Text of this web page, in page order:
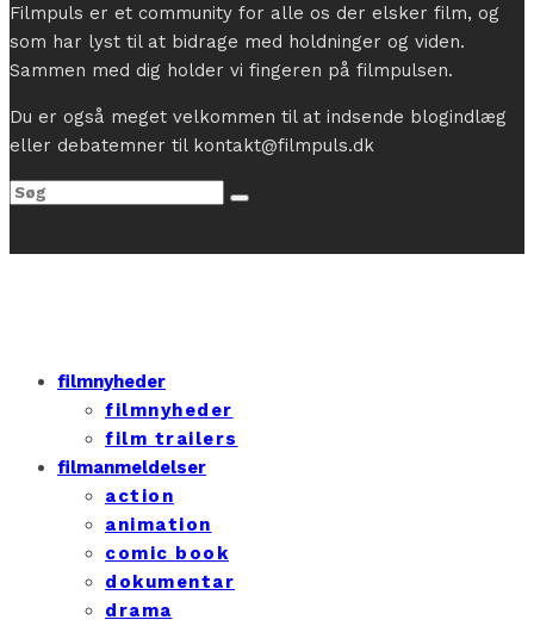
Filmpuls er et community for alle os der elsker film, og
som har lyst til at bidrage med holdninger og viden.
Sammen med dig holder vi fingeren på filmpulsen.
Du er også meget velkommen til at indsende blogindlæg
eller debatemner til kontakt@filmpuls.dk
filmnyheder
filmnyheder
film trailers
filmanmeldelser
action
animation
comic book
dokumentar
drama